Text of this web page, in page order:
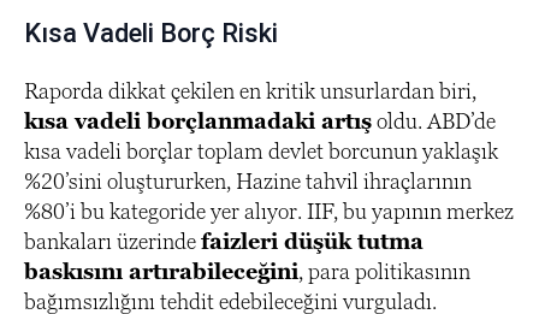
Kısa Vadeli Borç Riski
Raporda dikkat çekilen en kritik unsurlardan biri,
kısa vadeli borçlanmadaki artışoldu. ABD’de
kısa vadeli borçlar toplam devlet borcunun yaklaşık
%20’sini oluştururken, Hazine tahvil ihraçlarının
%80’i bu kategoride yer alıyor. IIF, bu yapının merkez
bankaları üzerindefaizleri düşük tutma
baskısını artırabileceğini, para politikasının
bağımsızlığını tehdit edebileceğini vurguladı.